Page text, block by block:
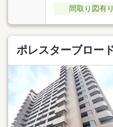
間取り図有り
ポレスターブロー